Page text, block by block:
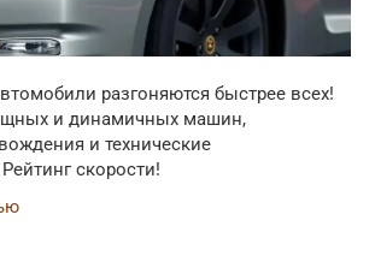
разгоняются быстрее всех!
и динамичных машин,
и технические
скорости!